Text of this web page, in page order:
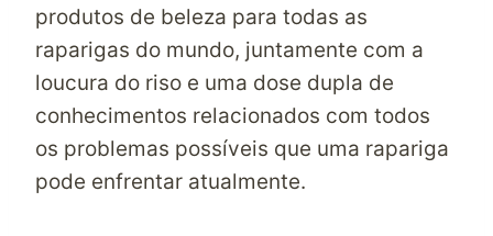
produtos de beleza para todas as
raparigas do mundo, juntamente com a
loucura do riso e uma dose dupla de
conhecimentos relacionados com todos
os problemas possíveis que uma rapariga
pode enfrentar atualmente.